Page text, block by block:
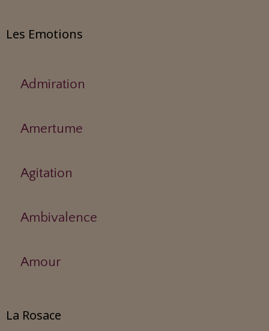
Les Emotions
Admiration
Amertume
Agitation
Ambivalence
Amour
La Rosace